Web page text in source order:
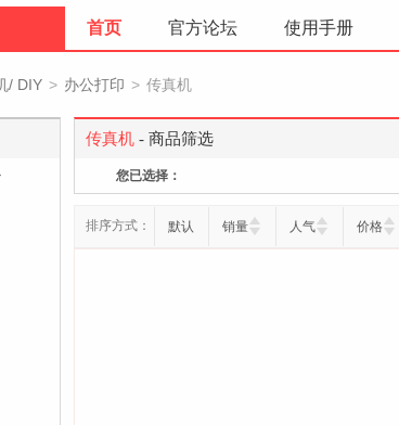
首页 官方论坛 使用手册
/ DIY > 办公打印 > 传真机
传真机 - 商品筛选
您已选择：
排序方式： 默认 销量 人气 价格